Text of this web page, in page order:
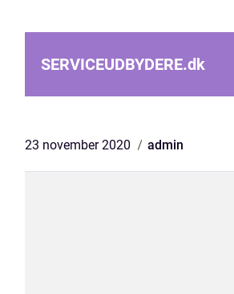
SERVICEUDBYDERE.dk
23 november 2020 admin